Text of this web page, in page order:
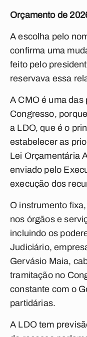
Orçamento de
A escolha pelo
confirma uma
feito pelo
reservava essa
A CMO é uma
Congresso,
a LDO, que é o
estabelecer as
Lei Orçamentária
enviado pelo
execução dos
O instrumento
nos órgãos e
incluindo os
Judiciário,
Gervásio Maia,
tramitação no
constante com o
partidárias.
A LDO tem